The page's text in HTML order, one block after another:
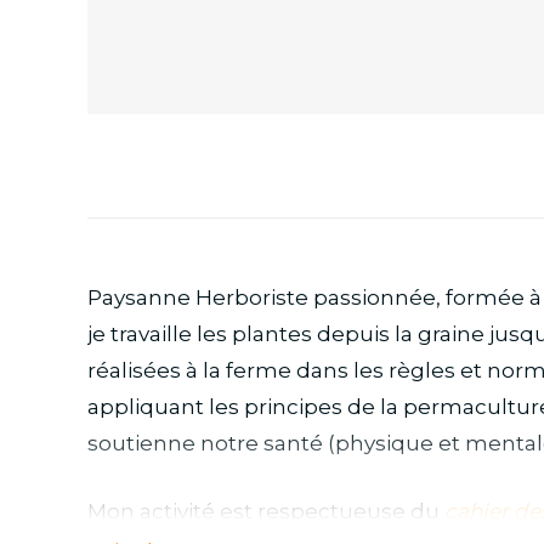
Paysanne Herboriste passionnée, formée
je travaille les plantes depuis la graine
réalisées à la ferme dans les règles et
appliquant les principes de la
soutienne notre santé (physique et
Mon activité est respectueuse du cahier